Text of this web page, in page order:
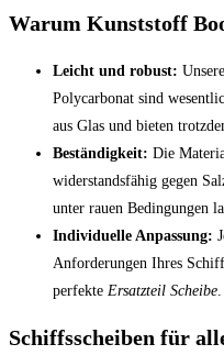
Warum Kunststoff
Leicht und robust:
Polycarbonat sind
aus Glas und bieten
Beständigkeit: Die
widerstandsfähig gegen
unter rauen Bedingungen
Individuelle Anpassung:
Anforderungen Ihres
perfekte Ersatzteil Scheibe
Schiffsscheiben für